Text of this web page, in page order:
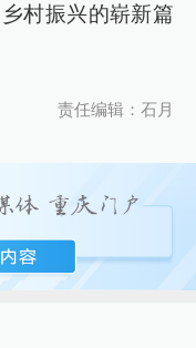
村振兴的崭新篇
责任编辑：石月